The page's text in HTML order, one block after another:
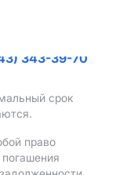
343-39-70
срок
право